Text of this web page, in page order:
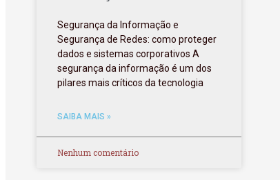
Segurança da Informação e
Segurança de Redes: como proteger
dados e sistemas corporativos A
segurança da informação é um dos
pilares mais críticos da tecnologia
SAIBA MAIS »
Nenhum comentário